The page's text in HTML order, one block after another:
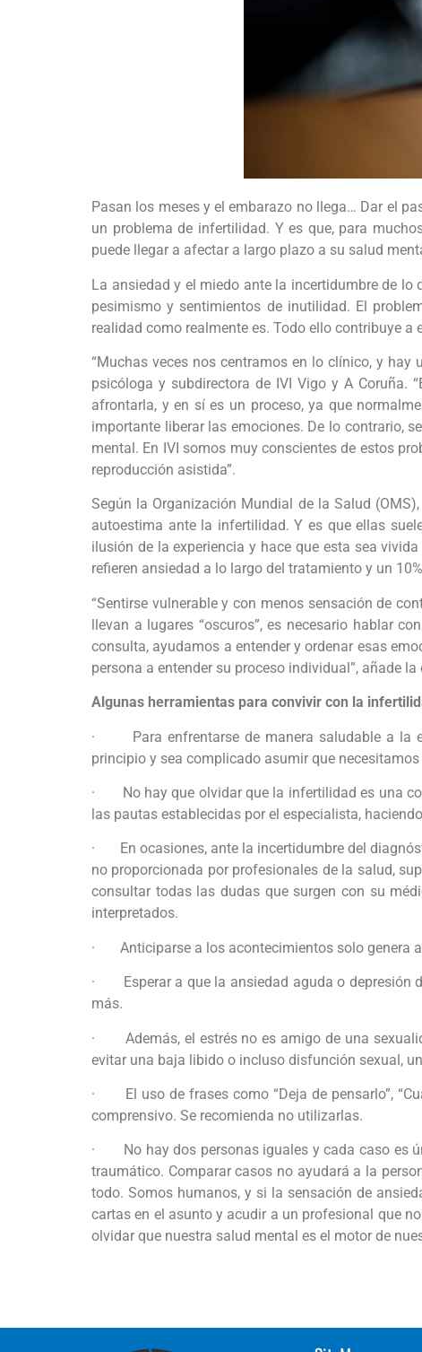
Pasan los meses y el embarazo no llega… Dar el
un problema de infertilidad. Y es que, para
puede llegar a afectar a largo plazo a su salud
La ansiedad y el miedo ante la incertidumbre de
pesimismo y sentimientos de inutilidad. El
realidad como realmente es. Todo ello contribuye
“Muchas veces nos centramos en lo clínico, y
psicóloga y subdirectora de IVI Vigo y A Coruña.
afrontarla, y en sí es un proceso, ya que
importante liberar las emociones. De lo contrario,
mental. En IVI somos muy conscientes de estos
reproducción asistida”.
Según la Organización Mundial de la Salud
autoestima ante la infertilidad. Y es que ellas
ilusión de la experiencia y hace que esta sea
refieren ansiedad a lo largo del tratamiento y un
“Sentirse vulnerable y con menos sensación de
llevan a lugares “oscuros”, es necesario hablar
consulta, ayudamos a entender y ordenar esas
persona a entender su proceso individual”, añade la
Algunas herramientas para convivir con la
· Para enfrentarse de manera saludable a la
principio y sea complicado asumir que
· No hay que olvidar que la infertilidad es una
las pautas establecidas por el especialista,
· En ocasiones, ante la incertidumbre del
no proporcionada por profesionales de la salud,
consultar todas las dudas que surgen con su
interpretados.
· Anticiparse a los acontecimientos solo genera
· Esperar a que la ansiedad aguda o depresión
más.
· Además, el estrés no es amigo de una
evitar una baja libido o incluso disfunción sexual,
· El uso de frases como “Deja de pensarlo”,
comprensivo. Se recomienda no utilizarlas.
· No hay dos personas iguales y cada caso es
traumático. Comparar casos no ayudará a la
todo. Somos humanos, y si la sensación de
cartas en el asunto y acudir a un profesional que
olvidar que nuestra salud mental es el motor de